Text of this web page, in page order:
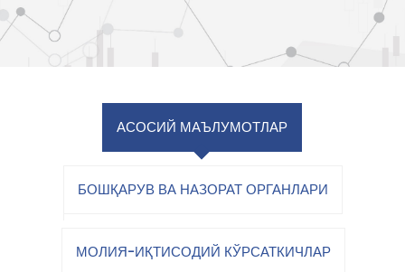
АСОСИЙ МАЪЛУМОТЛАР
БОШҚАРУВ ВА НАЗОРАТ ОРГАНЛАРИ
МОЛИЯ-ИҚТИСОДИЙ КЎРСАТКИЧЛАР